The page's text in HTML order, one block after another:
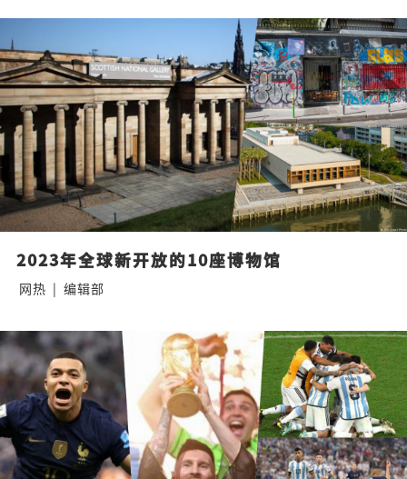
2023年全球新开放的10座博物馆
网热 | 编辑部